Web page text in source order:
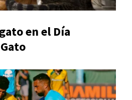
en el Día